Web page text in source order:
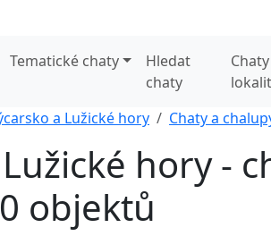
Tematické chaty
Hledat
chaty
a Lužické hory Chaty a
hory -
objektů